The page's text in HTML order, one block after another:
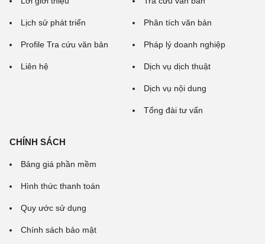
Lịch sử phát triển
Profile Tra cứu văn bản
Liên hệ
Phân tích văn bản
Pháp lý doanh nghiệp
Dịch vụ dịch thuật
Dịch vụ nội dung
Tổng đài tư vấn
CHÍNH SÁCH
Bảng giá phần mềm
Hình thức thanh toán
Quy ước sử dụng
Chính sách bảo mật